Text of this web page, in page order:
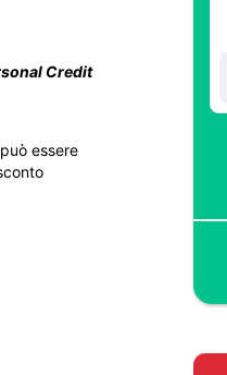
Credit
essere